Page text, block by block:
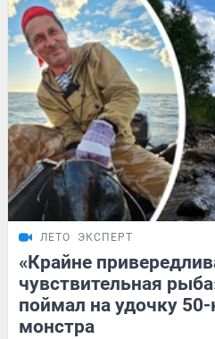
ЛЕТО ЭКСПЕРТ
«Крайне
чувствительная
поймал на удочку
монстра